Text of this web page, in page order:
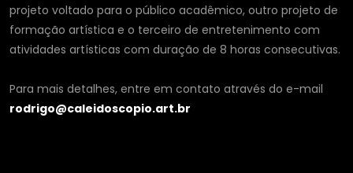
projeto voltado para o público acadêmico, outro projeto de
formação artística e o terceiro de entretenimento com
atividades artísticas com duração de 8 horas consecutivas.
Para mais detalhes, entre em contato através do e-mail
rodrigo@caleidoscopio.art.br